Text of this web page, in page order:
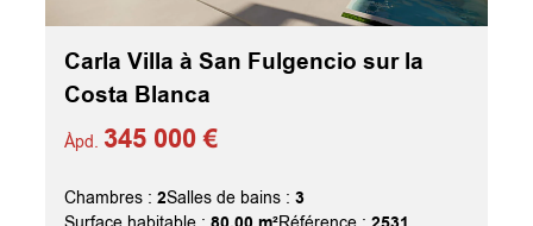
Carla Villa à San Fulgencio sur la
Costa Blanca
Àpd. 345 000 €
Chambres :2Salles de bains :3